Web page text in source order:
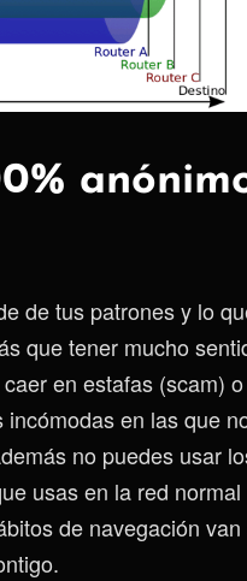
de tus patrones y lo
que tener mucho
en estafas (scam)
incómodas en las que
no puedes usar
usas en la red
de navegación